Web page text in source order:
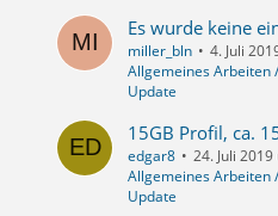
miller_bln
4. Juli
Allgemeines Arbeiten
Update
edgar8
24. Juli 2019
Allgemeines Arbeiten
Update